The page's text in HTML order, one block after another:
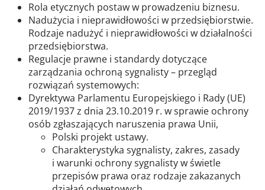
Rola etycznych postaw w prowadzeniu biznesu.
Nadużycia i nieprawidłowości w przedsiębiorstwie.
Rodzaje nadużyć i nieprawidłowości w działalności
przedsiębiorstwa.
Regulacje prawne i standardy dotyczące
zarządzania ochroną sygnalisty – przegląd
rozwiązań systemowych:
Dyrektywa Parlamentu Europejskiego i Rady (UE)
2019/1937 z dnia 23.10.2019 r. w sprawie ochrony
osób zgłaszających naruszenia prawa Unii,
Polski projekt ustawy.
Charakterystyka sygnalisty, zakres, zasady
i warunki ochrony sygnalisty w świetle
przepisów prawa oraz rodzaje zakazanych